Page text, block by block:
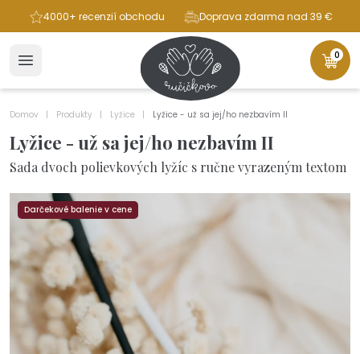
4000+ recenzií obchodu Doprava zdarma nad 39 €
0
Domov Produkty Lyžice Lyžice - už sa jej/ho nezbavím II
Lyžice - už sa jej/ho nezbavím II
Sada dvoch polievkových lyžíc s ručne vyrazeným textom
Darčekové balenie v cene